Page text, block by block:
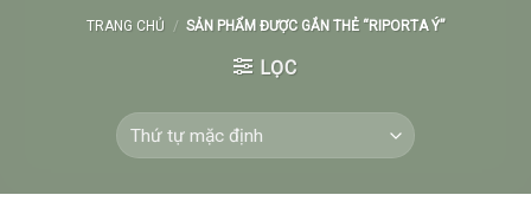
TRANG CHỦ / SẢN PHẨM ĐƯỢC GẮN THẺ “RIPORTA Ý”
LỌC